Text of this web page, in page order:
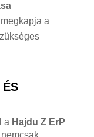
a
ÉS
a Hajdu Z ErP